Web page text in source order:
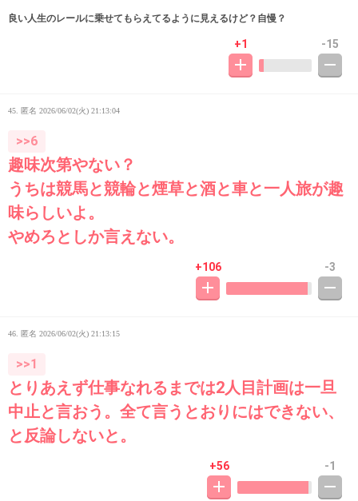
良い人生のレールに乗せてもらえてるように見えるけど？自慢？
+1 -15
45. 匿名 2026/06/02(火) 21:13:04
>>6
趣味次第やない？
うちは競馬と競輪と煙草と酒と車と一人旅が趣
味らしいよ。
やめろとしか言えない。
+106 -3
46. 匿名 2026/06/02(火) 21:13:15
>>1
とりあえず仕事なれるまでは2人目計画は一旦
中止と言おう。全て言うとおりにはできない、
と反論しないと。
+56 -1